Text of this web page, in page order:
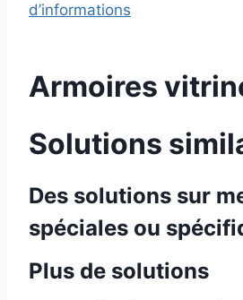
d’informations
Armoires
Solutions
Des solutions sur
spéciales ou
Plus de solutions